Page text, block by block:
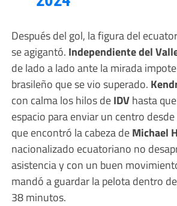
Después del gol, la figura del
se agigantó. Independiente del
de lado a lado ante la mirada
brasileño que se vio superado.
con calma los hilos deIDVhasta
espacio para enviar un centro
que encontró la cabeza deMichael
nacionalizado ecuatoriano no
asistencia y con un buen
mandó a guardar la pelota dentro
38 minutos.